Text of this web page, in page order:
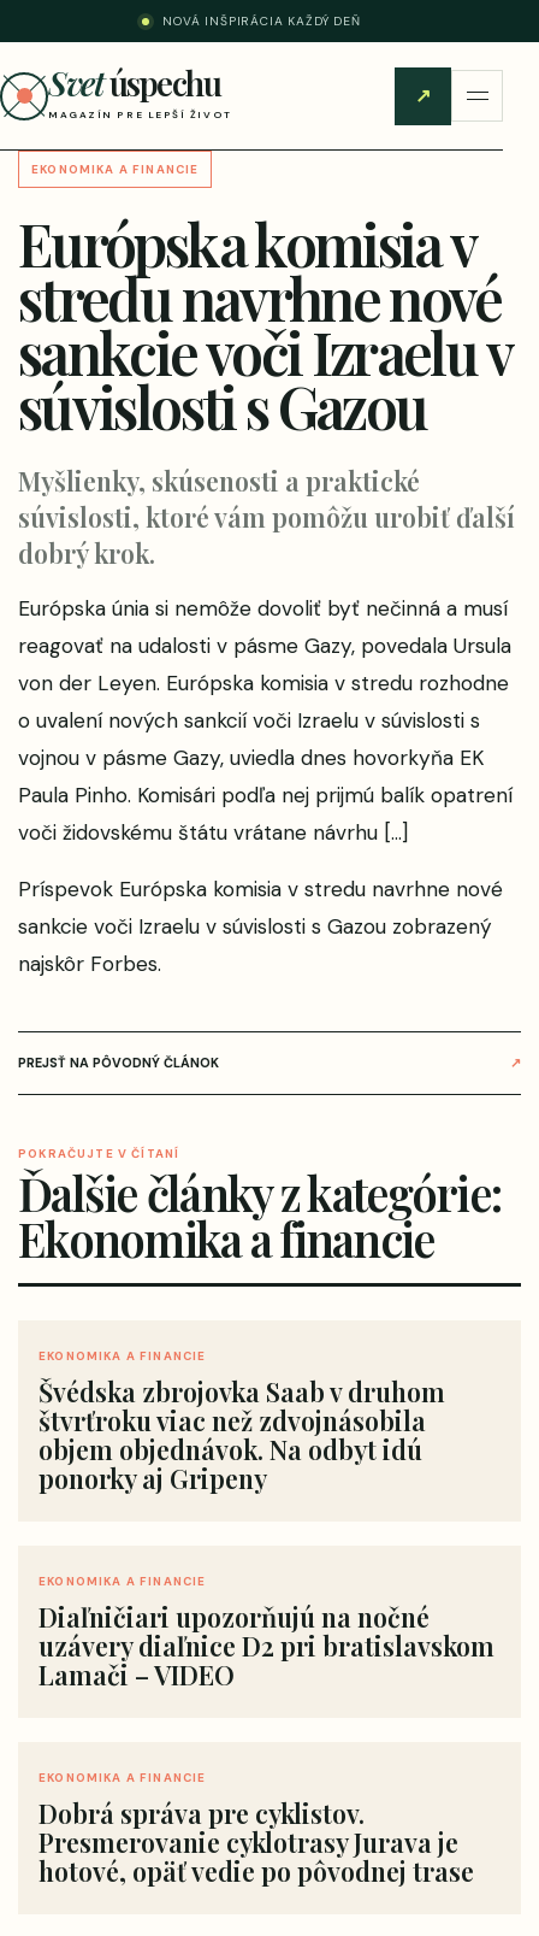
NOVÁ INŠPIRÁCIA KAŽDÝ DEŇ
Svetúspechu
MAGAZÍN PRE LEPŠÍ ŽIVOT
↗
EKONOMIKA A FINANCIE
Európska komisia v
stredu navrhne nové
sankcie voči Izraelu v
súvislosti s Gazou
Myšlienky, skúsenosti a praktické
súvislosti, ktoré vám pomôžu urobiť ďalší
dobrý krok.
Európska únia si nemôže dovoliť byť nečinná a musí
reagovať na udalosti v pásme Gazy, povedala Ursula
von der Leyen. Európska komisia v stredu rozhodne
o uvalení nových sankcií voči Izraelu v súvislosti s
vojnou v pásme Gazy, uviedla dnes hovorkyňa EK
Paula Pinho. Komisári podľa nej prijmú balík opatrení
voči židovskému štátu vrátane návrhu […]
Príspevok Európska komisia v stredu navrhne nové
sankcie voči Izraelu v súvislosti s Gazou zobrazený
najskôr Forbes.
PREJSŤ NA PÔVODNÝ ČLÁNOK ↗
POKRAČUJTE V ČÍTANÍ
Ďalšie články z kategórie:
Ekonomika a financie
EKONOMIKA A FINANCIE
Švédska zbrojovka Saab v druhom
štvrťroku viac než zdvojnásobila
objem objednávok. Na odbyt idú
ponorky aj Gripeny
EKONOMIKA A FINANCIE
Diaľničiari upozorňujú na nočné
uzávery diaľnice D2 pri bratislavskom
Lamači – VIDEO
EKONOMIKA A FINANCIE
Dobrá správa pre cyklistov.
Presmerovanie cyklotrasy Jurava je
hotové, opäť vedie po pôvodnej trase